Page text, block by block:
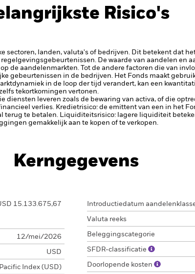
Risico's
sectoren, landen, valuta's of bedrijven. Dit betekent dat
De waarde van aandelen en
de aandelenmarkten. Tot de andere factoren die van
gebeurtenissen in de bedrijven. Het Fonds maakt
in de loop der tijd verandert, kan een
tekortkomingen vertonen.
diensten leveren zoals de bewaring van activa, of die
verlies. Kredietrisico: de emittent van een in het
terug te betalen. Liquiditeitsrisico: lagere liquiditeit
gemakkelijk aan te kopen of te verkopen.
Kerngegevens
15.133.675,67
12/mei/2026
USD
Index (USD)
Introductiedatum
Valuta reeks
Beleggingscategorie
SFDR-classificatie
Doorlopende kosten